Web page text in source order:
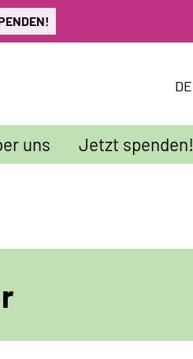
DE
uns Jetzt spenden!